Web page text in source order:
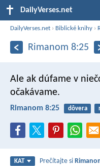
DailyVerses.net
DailyVerses.net › Biblické knihy ›
Rimanom 8:25
Ale ak dúfame v
očakávame.
Rimanom 8:25 dôvera
KAT Prečítajte si